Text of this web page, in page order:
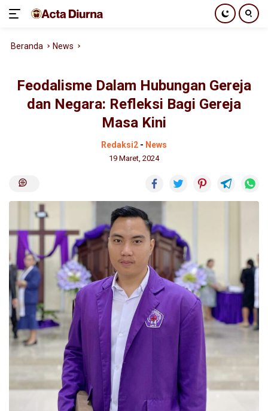
Beranda News
Feodalisme Dalam Hubungan Gereja
dan Negara: Refleksi Bagi Gereja
Masa Kini
Redaksi2 - News
19 Maret, 2024